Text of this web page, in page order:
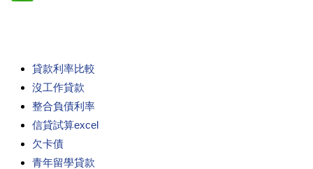
貸款利率比較
沒工作貸款
整合負債利率
信貸試算excel
欠卡債
青年留學貸款